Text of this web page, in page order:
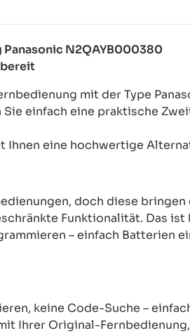
N2QAYB000380
mit der Type
einfach eine praktische
eine hochwertige
doch diese
Funktionalität. Das
– einfach Batterien
keine Code-Suche –
Ihrer Original-